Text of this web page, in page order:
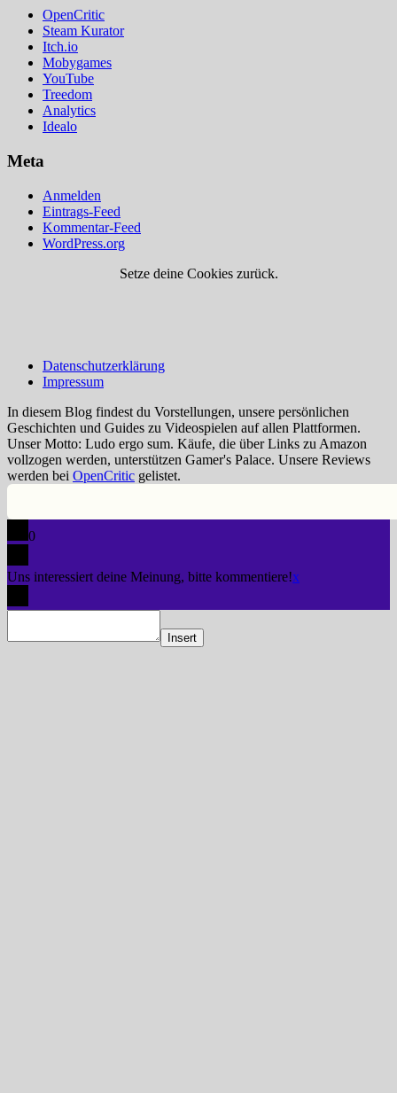
OpenCritic
Steam Kurator
Itch.io
Mobygames
YouTube
Treedom
Analytics
Idealo
Meta
Anmelden
Eintrags-Feed
Kommentar-Feed
WordPress.org
Setze deine Cookies zurück.
Datenschutzerklärung
Impressum
In diesem Blog findest du Vorstellungen, unsere persönlichen
Geschichten und Guides zu Videospielen auf allen Plattformen.
Unser Motto: Ludo ergo sum. Käufe, die über Links zu Amazon
vollzogen werden, unterstützen Gamer's Palace. Unsere Reviews
werden bei OpenCritic gelistet.
0
Uns interessiert deine Meinung, bitte kommentiere!x
Insert